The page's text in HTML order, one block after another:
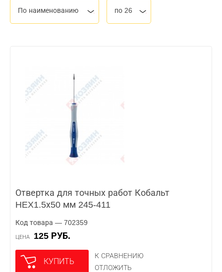
По наименованию по 26
Отвертка для точных работ Кобальт
HEX1.5х50 мм 245-411
Код товара — 702359
ЦЕНА 125 РУБ.
КУПИТЬ
К СРАВНЕНИЮ
ОТЛОЖИТЬ